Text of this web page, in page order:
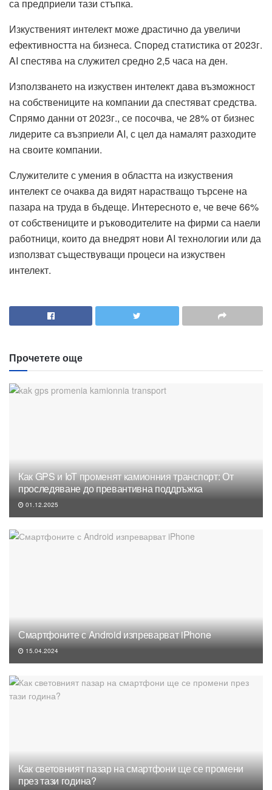
са предприели тази стъпка.
Изкуственият интелект може драстично да увеличи
ефективността на бизнеса. Според статистика от 2023г.
AI спестява на служител средно 2,5 часа на ден.
Използването на изкуствен интелект дава възможност
на собствениците на компании да спестяват средства.
Спрямо данни от 2023г., се посочва, че 28% от бизнес
лидерите са възприели AI, с цел да намалят разходите
на своите компании.
Служителите с умения в областта на изкуствения
интелект се очаква да видят нарастващо търсене на
пазара на труда в бъдеще. Интересното е, че вече 66%
от собствениците и ръководителите на фирми са наели
работници, които да внедрят нови AI технологии или да
използват съществуващи процеси на изкуствен
интелект.
Прочетете още
Как GPS и IoT променят камионния транспорт: От
проследяване до превантивна поддръжка
01.12.2025
Смартфоните с Android изпреварват iPhone
15.04.2024
Как световният пазар на смартфони ще се промени
през тази година?